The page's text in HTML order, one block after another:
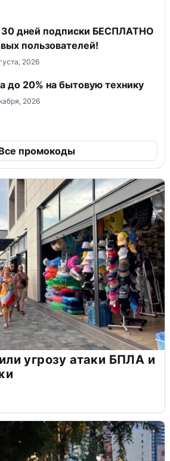
дней подписки БЕСПЛАТНО
пользователей!
2026
до 20% на бытовую технику
2026
промокоды
угрозу атаки БПЛА и